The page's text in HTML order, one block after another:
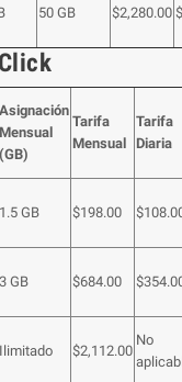
50 GB $2,280.00
Asignación
Mensual
(GB)
Tarifa
Mensual
Tarifa
Diaria
1.5 GB $198.00
3 GB $684.00
Ilimitado $2,112.00
No